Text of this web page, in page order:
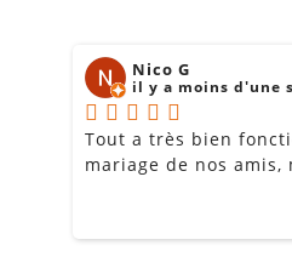
Nico G
il y a moins d'une
Tout a très bien
mariage de nos amis,